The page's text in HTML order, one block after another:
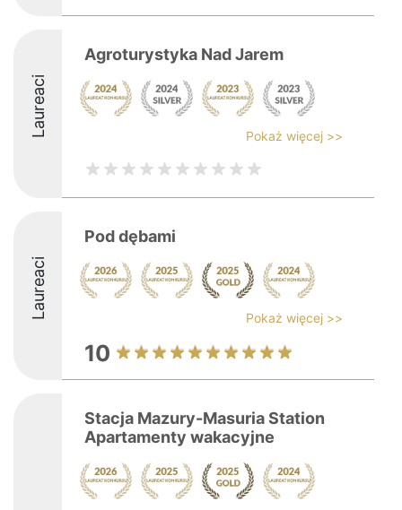
Laureaci
Agroturystyka Nad Jarem
Pokaż więcej >>
Laureaci
Pod dębami
Pokaż więcej >>
10
Stacja Mazury-Masuria Station
Apartamenty wakacyjne